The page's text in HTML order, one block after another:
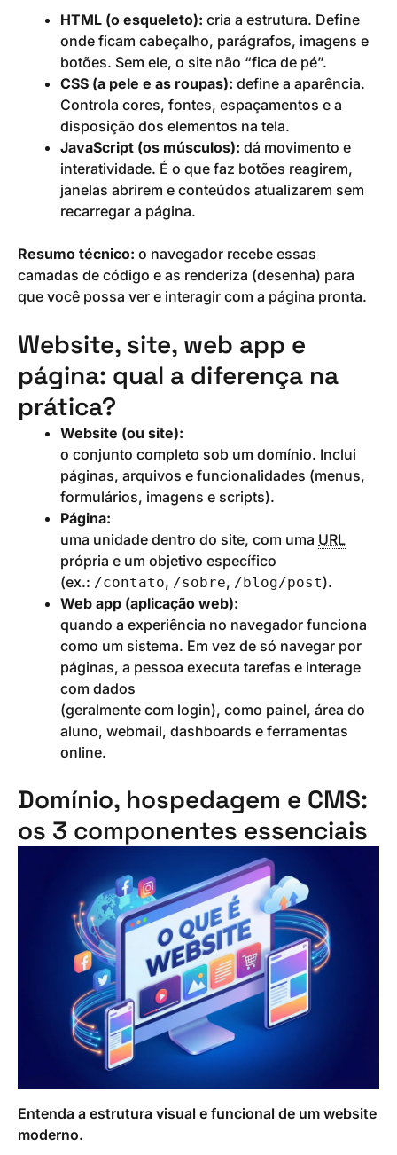
HTML (o esqueleto): cria a estrutura. Define
onde ficam cabeçalho, parágrafos, imagens e
botões. Sem ele, o site não “fica de pé”.
CSS (a pele e as roupas): define a aparência.
Controla cores, fontes, espaçamentos e a
disposição dos elementos na tela.
JavaScript (os músculos): dá movimento e
interatividade. É o que faz botões reagirem,
janelas abrirem e conteúdos atualizarem sem
recarregar a página.
Resumo técnico: o navegador recebe essas
camadas de código e as renderiza (desenha) para
que você possa ver e interagir com a página pronta.
Website, site, web app e
página: qual a diferença na
prática?
Website (ou site):
o conjunto completo sob um domínio. Inclui
páginas, arquivos e funcionalidades (menus,
formulários, imagens e scripts).
Página:
uma unidade dentro do site, com uma URL
própria e um objetivo específico
(ex.: /contato, /sobre, /blog/post).
Web app (aplicação web):
quando a experiência no navegador funciona
como um sistema. Em vez de só navegar por
páginas, a pessoa executa tarefas e interage
com dados
(geralmente com login), como painel, área do
aluno, webmail, dashboards e ferramentas
online.
Domínio, hospedagem e CMS:
os 3 componentes essenciais
Entenda a estrutura visual e funcional de um website
moderno.